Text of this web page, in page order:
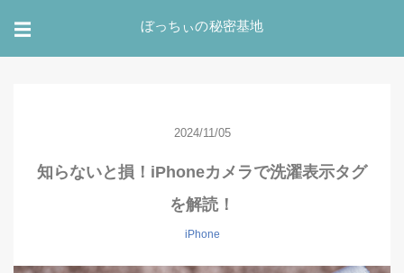
☰ ぼっちぃの秘密基地
2024/11/05
知らないと損！iPhoneカメラで洗濯表示タグ
を解読！
iPhone